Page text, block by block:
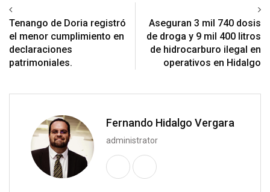
Tenango de Doria registró
el menor cumplimiento en
declaraciones
patrimoniales.
Aseguran 3 mil 740 dosis
de droga y 9 mil 400 litros
de hidrocarburo ilegal en
operativos en Hidalgo
Fernando Hidalgo Vergara
administrator